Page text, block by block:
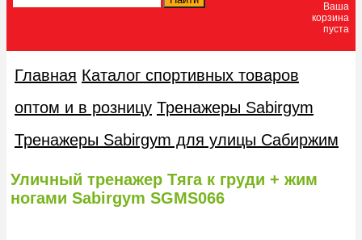
Ваша
корзина
пуста
Главная Каталог спортивных товаров
оптом и в розницу Тренажеры Sabirgym
Тренажеры Sabirgym для улицы Сабиржим
Уличный тренажер Тяга к груди + жим
ногами Sabirgym SGMS066